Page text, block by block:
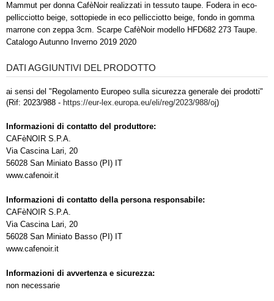
Mammut per donna CafèNoir realizzati in tessuto taupe. Fodera in eco-
pellicciotto beige, sottopiede in eco pellicciotto beige, fondo in gomma
marrone con zeppa 3cm. Scarpe CafèNoir modello HFD682 273 Taupe.
Catalogo Autunno Inverno 2019 2020
DATI AGGIUNTIVI DEL PRODOTTO
ai sensi del "Regolamento Europeo sulla sicurezza generale dei prodotti"
(Rif: 2023/988 - https://eur-lex.europa.eu/eli/reg/2023/988/oj)
Informazioni di contatto del produttore:
CAFèNOIR S.P.A.
Via Cascina Lari, 20
56028 San Miniato Basso (PI) IT
www.cafenoir.it
Informazioni di contatto della persona responsabile:
CAFèNOIR S.P.A.
Via Cascina Lari, 20
56028 San Miniato Basso (PI) IT
www.cafenoir.it
Informazioni di avvertenza e sicurezza:
non necessarie